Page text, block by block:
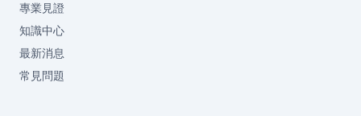
專業見證
知識中心
最新消息
常見問題